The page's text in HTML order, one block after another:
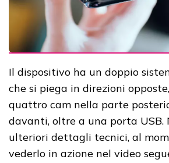
Il dispositivo ha un doppio
che si piega in direzioni
quattro cam nella parte
davanti, oltre a una porta USB.
ulteriori dettagli tecnici, al
vederlo in azione nel video